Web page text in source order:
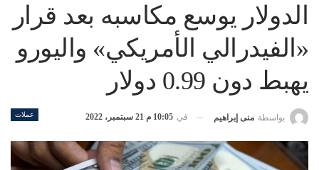
الدولار يوسع مكاسبه بعد قرار
«الفيدرالي الأمريكي» واليورو
يهبط دون 0.99 دولار
عملات بواسطة منى إبراهيم في 10:05 م 21 سبتمبر، 2022